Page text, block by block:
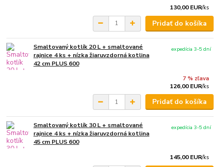
130,00 EUR/ks
Pridať do košíka
Smaltovaný kotlík 20 L + smaltované
rajnice 4 ks + nízka žiaruvzdorná kotlina
42 cm PLUS 600
7 % zľava
126,00 EUR/ks
expedícia 3-5 dní
Pridať do košíka
Smaltovaný kotlík 30 L + smaltované
rajnice 4 ks + nízka žiaruvzdorná kotlina
45 cm PLUS 600
145,00 EUR/ks
expedícia 3-5 dní